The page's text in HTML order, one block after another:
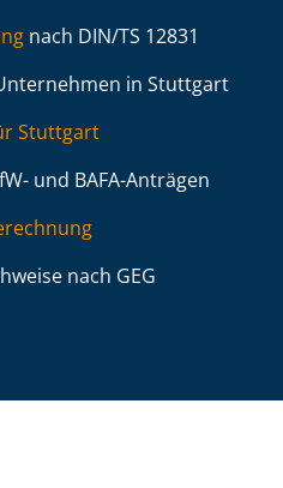
nach DIN/TS 12831
in Stuttgart
Stuttgart
und BAFA-Anträgen
nach GEG